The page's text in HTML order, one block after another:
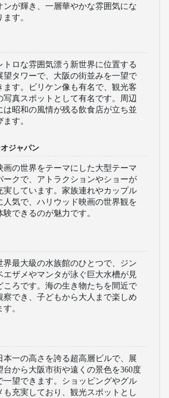
ンが輝き、一層華やかな雰囲気にな
ます。
トロな雰囲気漂う新世界に位置する
望タワーで、大阪の街並みを一望で
ます。ビリケン像も有名で、観光客
写真スポットとして有名です。周辺
は昭和の風情が残る飲食店が立ち並
ます。
ジャパン
画の世界をテーマにした大型テーマ
ークで、アトラクションやショーが
実しています。家族連れやカップル
人気で、ハリウッド映画の世界観を
験できるのが魅力です。
界最大級の水族館のひとつで、ジン
エザメやマンタが泳ぐ巨大水槽が見
ころです。海の生き物たちを間近で
察でき、子どもから大人まで楽しめ
す。
本一の高さを誇る超高層ビルで、展
台から大阪市街や遠くの景色を360度
一望できます。ショッピングやグル
も充実しており、観光スポットとし